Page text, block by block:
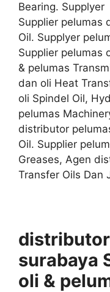
Bearing.
Supplier pelumas
Oil. Supplyer
Supplier pelumas
& pelumas
dan oli Heat
oli Spindel Oil,
pelumas
distributor
Oil. Supplier
Greases, Agen
Transfer Oils Dan
surabaya
oli &